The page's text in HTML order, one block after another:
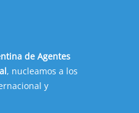
de Agentes
, nucleamos a los
y